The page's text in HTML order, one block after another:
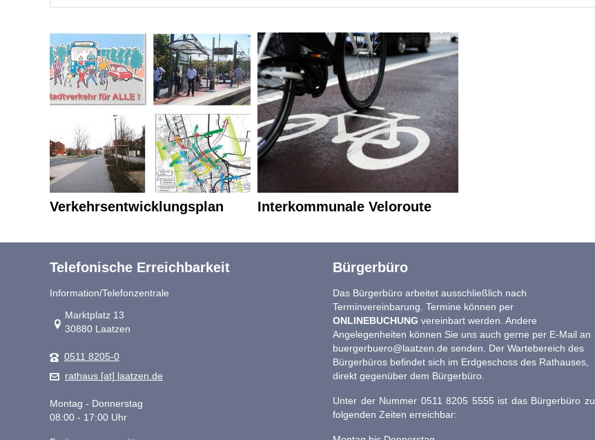
Verkehrsentwicklungsplan Interkommunale Veloroute
Telefonische Erreichbarkeit
Information/Telefonzentrale
Link zur Google-Maps Navigation
Marktplatz 13
30880 Laatzen
0511 8205-0
rathaus [at] laatzen.de
Montag - Donnerstag
08:00 - 17:00 Uhr
Bürgerbüro
Das Bürgerbüro arbeitet ausschließlich nach
Terminvereinbarung. Termine können per
ONLINEBUCHUNG vereinbart werden. Andere
Angelegenheiten können Sie uns auch gerne per E-Mail an
buergerbuero@laatzen.de senden. Der Wartebereich des
Bürgerbüros befindet sich im Erdgeschoss des Rathauses,
direkt gegenüber dem Bürgerbüro.
Unter der Nummer 0511 8205 5555 ist das Bürgerbüro zu
folgenden Zeiten erreichbar: